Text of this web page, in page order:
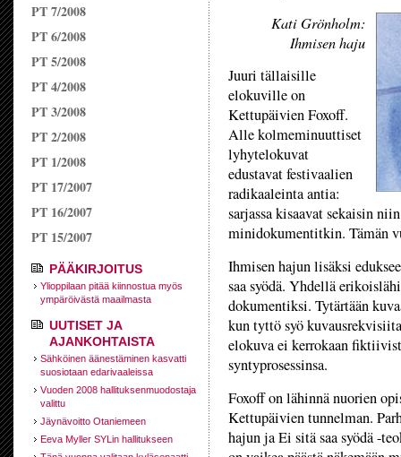
PT 7/2008
PT 6/2008
PT 5/2008
PT 4/2008
PT 3/2008
PT 2/2008
PT 1/2008
PT 17/2007
PT 16/2007
PT 15/2007
PÄÄKIRJOITUS
Ylioppilaan pitää kiinnostua myös
ympäröivästä maailmasta
UUTISET JA
AJANKOHTAISTA
Sähköinen äänestäminen kasvatti
suosiotaan edarivaaleissa
Vuoden 2008 hallituksen­muodostaja
valittu
Jäynävoitto Otaniemeen
Eeva Myller SYLin hallitukseen
Kati Grönholm:
Ihmisen haju
Juuri tällaisille
elokuville on
Kettupäivien Foxoff.
Alle kolmeminuuttiset
lyhytelokuvat
edustavat festivaalien
radikaaleinta antia:
sarjassa kisaavat sekaisin
minidokumentitkin. Tämän
Ihmisen hajun lisäksi
saa syödä. Yhdellä
dokumentiksi. Tytärtään
kun tyttö syö
elokuva ei kerrokaan
syntyprosessinsa.
Foxoff on lähinnä nuorien
Kettupäivien tunnelman.
hajun ja Ei sitä saa syödä -